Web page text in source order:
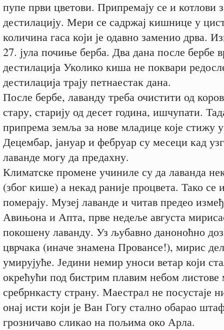
пупе први цветови. Припремају се и котлови
дестилацију. Мери се садржај кишнице у
количина гаса који је одавно заменио дрва.
27. јула почиње берба. Два дана после бербе
дестилација Уколико киша не поквари
дестилација трају петнаестак дана.
После бербе, лаванду треба очистити од
стару, старију од десет година, ишчупати.
припрема земља за нове младице које стижу
Децембар, јануар и фебруар су месеци кад
лаванде могу да предахну.
Климатске промене учиниле су да лаванда
(због кише) а некад раније процвета. Тако се
померају. Музеј лаванде и читав предео
Авињона и Апта, прве недеље августа
покошену лаванду. Уз љубавно даноноћно
цврчака (иначе знамена Провансе!), мирис
умирујуће. Једини немир уноси ветар који
окрећући под бистрим плавим небом листове
сребрнкасту страну. Маестрал не посустаје
онај исти који је Ван Гогу стално обарао
грозничаво сликао на пољима око Арла.